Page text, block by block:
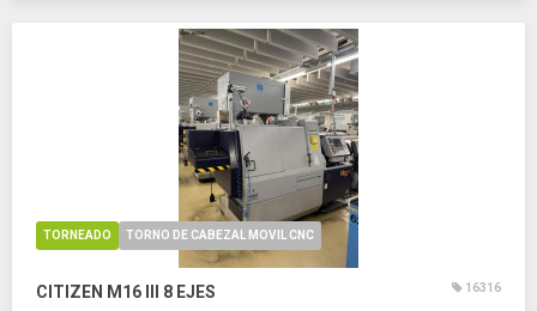
TORNEADO TORNO DE CABEZAL MOVIL CNC
CITIZEN M16 III 8 EJES 16316